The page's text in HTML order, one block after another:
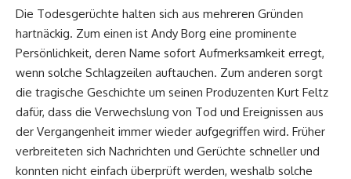
Die Todesgerüchte halten sich aus mehreren Gründen
hartnäckig. Zum einen ist Andy Borg eine prominente
Persönlichkeit, deren Name sofort Aufmerksamkeit erregt,
wenn solche Schlagzeilen auftauchen. Zum anderen sorgt
die tragische Geschichte um seinen Produzenten Kurt Feltz
dafür, dass die Verwechslung von Tod und Ereignissen aus
der Vergangenheit immer wieder aufgegriffen wird. Früher
verbreiteten sich Nachrichten und Gerüchte schneller und
konnten nicht einfach überprüft werden, weshalb solche